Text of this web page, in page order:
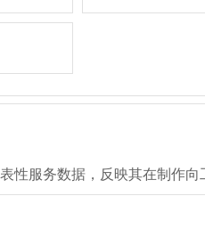
服务数据，反映其在制作向